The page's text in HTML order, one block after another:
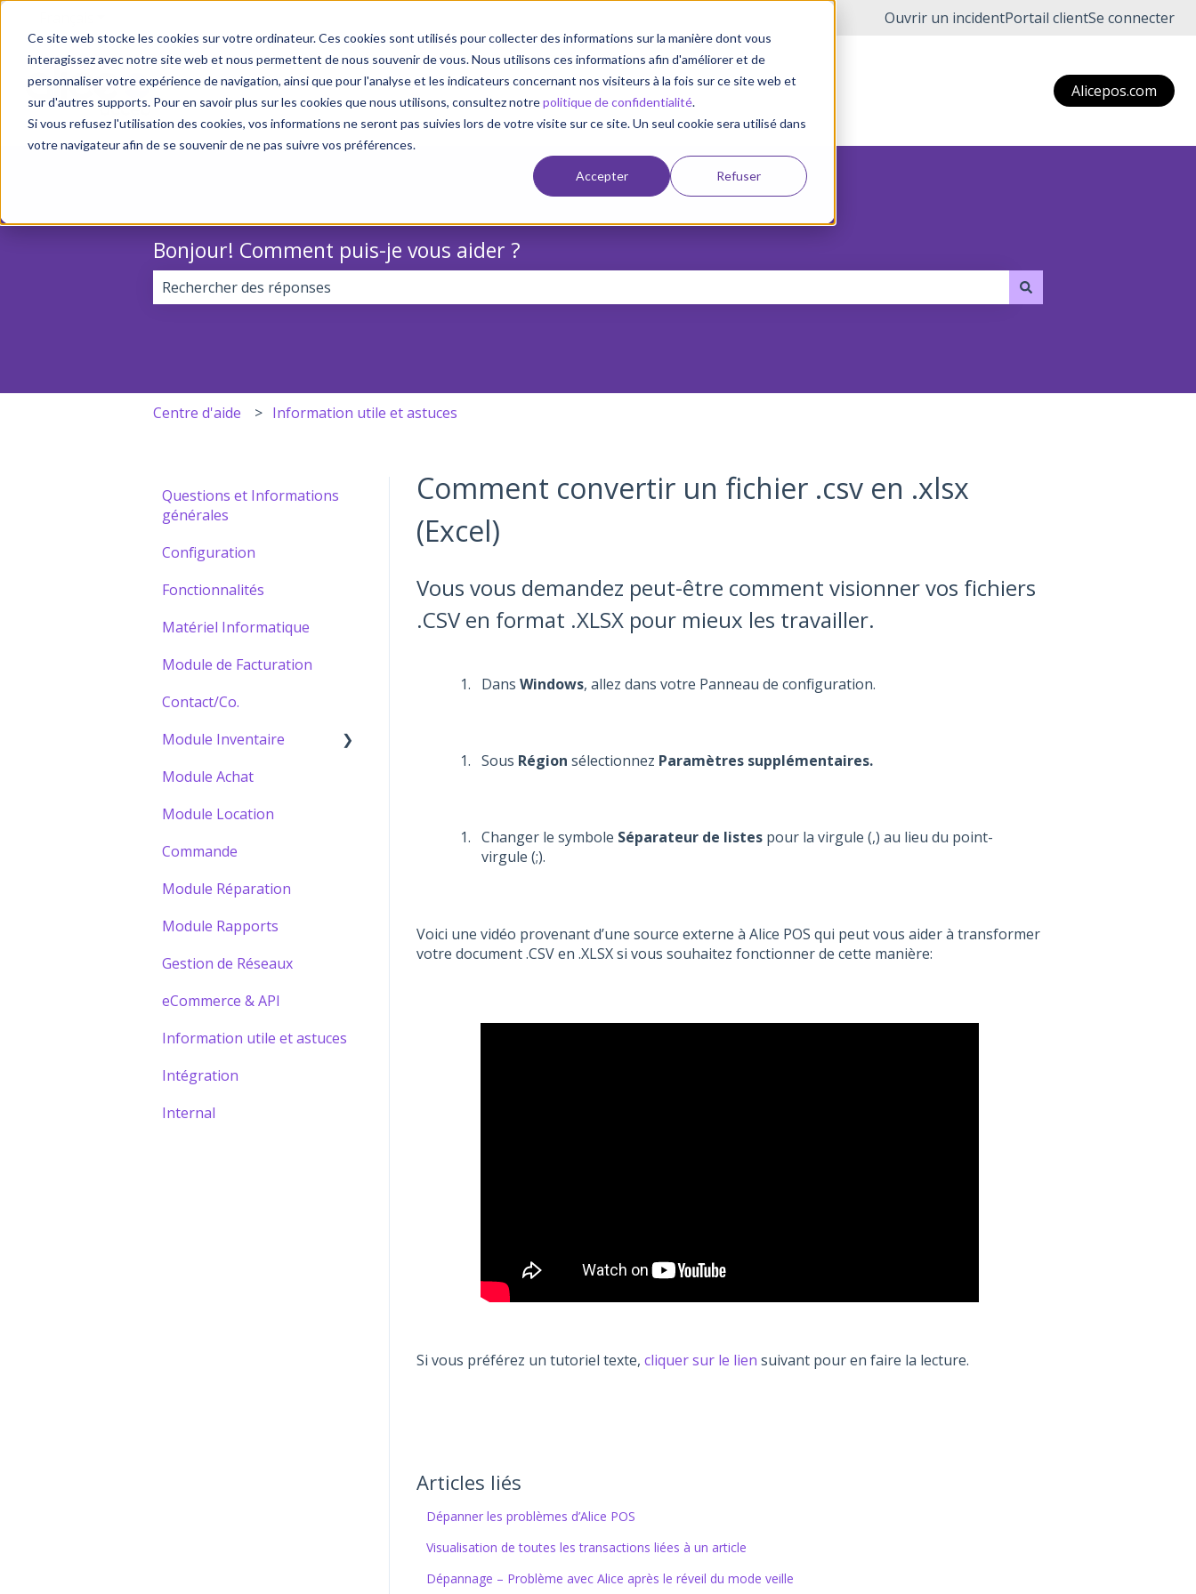
Ce site web stocke les cookies sur votre ordinateur. Ces cookies sont utilisés pour collecter des informations sur la manière dont vous
interagissez avec notre site web et nous permettent de nous souvenir de vous. Nous utilisons ces informations afin d'améliorer et de
personnaliser votre expérience de navigation, ainsi que pour l'analyse et les indicateurs concernant nos visiteurs à la fois sur ce site web et
sur d'autres supports. Pour en savoir plus sur les cookies que nous utilisons, consultez notrepolitique de confidentialité.
Si vous refusez l'utilisation des cookies, vos informations ne seront pas suivies lors de votre visite sur ce site. Un seul cookie sera utilisé dans
votre navigateur afin de se souvenir de ne pas suivre vos préférences.
Accepter Refuser
Ouvrir un incidentPortail clientSe connecter
Alicepos.com
Bonjour! Comment puis-je vous aider ?
Centre d'aide Information utile et astuces
Comment convertir un fichier .csv en .xlsx
(Excel)
Vous vous demandez peut-être comment visionner vos fichiers
.CSV en format .XLSX pour mieux les travailler.
Dans Windows, allez dans votre Panneau de configuration.
Sous Région sélectionnez Paramètres supplémentaires.
Changer le symbole Séparateur de listes pour la virgule (,) au lieu du point-
virgule (;).
Voici une vidéo provenant d’une source externe à Alice POS qui peut vous aider à transformer
votre document .CSV en .XLSX si vous souhaitez fonctionner de cette manière:
Si vous préférez un tutoriel texte, cliquer sur le lien suivant pour en faire la lecture.
Articles liés
Dépanner les problèmes d’Alice POS
Visualisation de toutes les transactions liées à un article
Dépannage – Problème avec Alice après le réveil du mode veille
Questions et Informations
générales
Configuration
Fonctionnalités
Matériel Informatique
Module de Facturation
Contact/Co.
Module Inventaire
Bâtir votre Catalogue
Module Achat
Module Location
Commande
Module Réparation
Module Rapports
Gestion de Réseaux
eCommerce & API
Information utile et astuces
Intégration
Internal